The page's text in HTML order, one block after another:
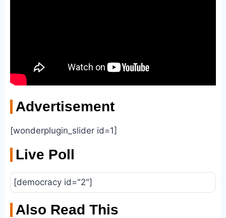
Advertisement
[wonderplugin_slider id=1]
Live Poll
[democracy id="2"]
Also Read This